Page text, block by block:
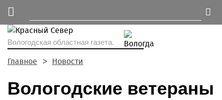
Вологодская областная газета.
Главное Новости
Вологодские ветераны